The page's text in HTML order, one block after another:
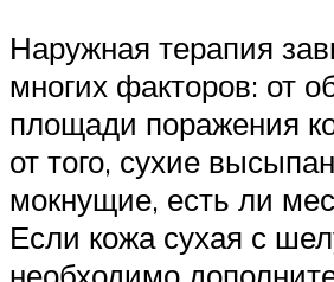
Наружная терапия
многих факторов: от
площади поражения
от того, сухие
мокнущие, есть ли
Если кожа сухая с